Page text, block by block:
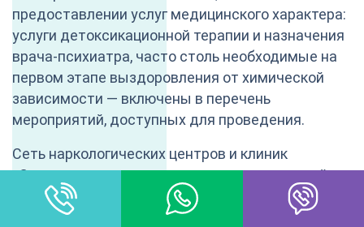
предоставлении услуг медицинского характера:
услуги детоксикационной терапии и назначения
врача-психиатра, часто столь необходимые на
первом этапе выздоровления от химической
зависимости — включены в перечень
мероприятий, доступных для проведения.
Сеть наркологических центров и клиник
«Синергия» — это исключительно правильный
выбор, который гарантирует должный уровень
предоставления качественных услуг — доверяя